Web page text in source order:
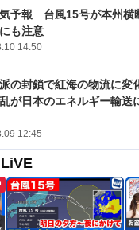
予報 台風15号が本州
も注意
14:50
の封鎖で紅海の物流に
が日本のエネルギー輸送
12:45